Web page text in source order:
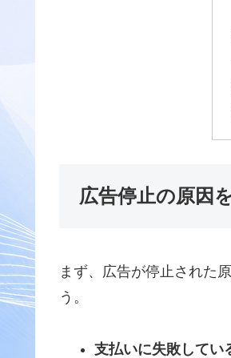
広告停止の原因
まず、広告が停止された
う。
支払いに失敗してい